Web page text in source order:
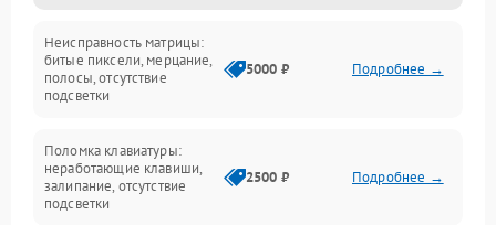
Программные ошибки
Электрические и системные сбои
Интерфейсные проблемы
Батарея
Неисправность матрицы:
битые пиксели, мерцание,
полосы, отсутствие
подсветки
5000 ₽ Подробнее →
Поломка клавиатуры:
неработающие клавиши,
залипание, отсутствие
подсветки
2500 ₽ Подробнее →